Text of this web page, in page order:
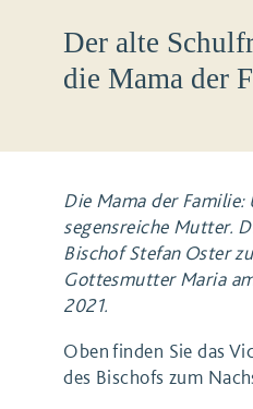
Der alte
die Mama der
Die Mama der Familie:
segensreiche Mutter.
Bischof Stefan Oster
Gottesmutter Maria
2021.
Oben finden Sie das
des Bischofs zum